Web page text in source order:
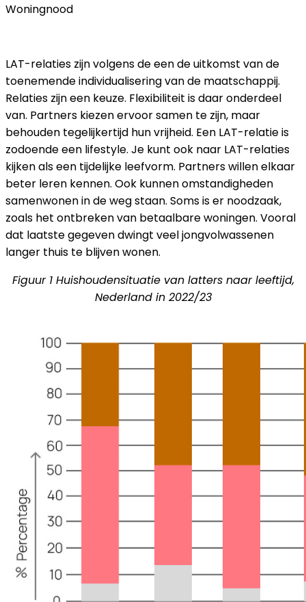
Woningnood
LAT-relaties zijn volgens de een de uitkomst van de
toenemende individualisering van de maatschappij.
Relaties zijn een keuze. Flexibiliteit is daar onderdeel
van. Partners kiezen ervoor samen te zijn, maar
behouden tegelijkertijd hun vrijheid. Een LAT-relatie is
zodoende een lifestyle. Je kunt ook naar LAT-relaties
kijken als een tijdelijke leefvorm. Partners willen elkaar
beter leren kennen. Ook kunnen omstandigheden
samenwonen in de weg staan. Soms is er noodzaak,
zoals het ontbreken van betaalbare woningen. Vooral
dat laatste gegeven dwingt veel jongvolwassenen
langer thuis te blijven wonen.
Figuur 1 Huishoudensituatie van latters naar leeftijd,
Nederland in 2022/23